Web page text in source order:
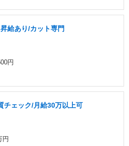
給あり/カット専門
円
チェック/月給30万以上可
円